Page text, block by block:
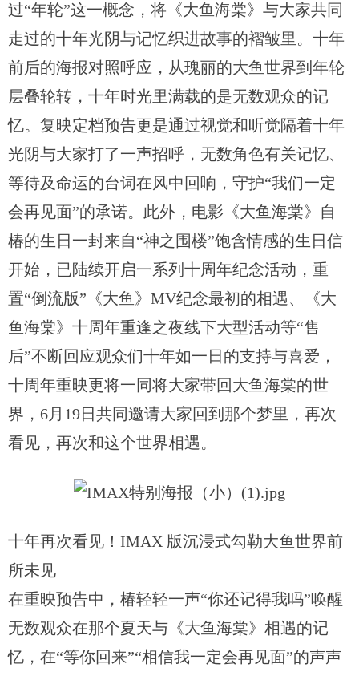
过“年轮”这一概念，将《大鱼海棠》与大家共同
走过的十年光阴与记忆织进故事的褶皱里。十年
前后的海报对照呼应，从瑰丽的大鱼世界到年轮
层叠轮转，十年时光里满载的是无数观众的记
忆。复映定档预告更是通过视觉和听觉隔着十年
光阴与大家打了一声招呼，无数角色有关记忆、
等待及命运的台词在风中回响，守护“我们一定
会再见面”的承诺。此外，电影《大鱼海棠》自
椿的生日一封来自“神之围楼”饱含情感的生日信
开始，已陆续开启一系列十周年纪念活动，重
置“倒流版”《大鱼》MV纪念最初的相遇、《大
鱼海棠》十周年重逢之夜线下大型活动等“售
后”不断回应观众们十年如一日的支持与喜爱，
十周年重映更将一同将大家带回大鱼海棠的世
界，6月19日共同邀请大家回到那个梦里，再次
看见，再次和这个世界相遇。
十年再次看见！ IMAX 版沉浸式勾勒大鱼世界前
所未见
在重映预告中，椿轻轻一声“你还记得我吗”唤醒
无数观众在那个夏天与《大鱼海棠》相遇的记
忆，在“等你回来”“相信我一定会再见面”的声声